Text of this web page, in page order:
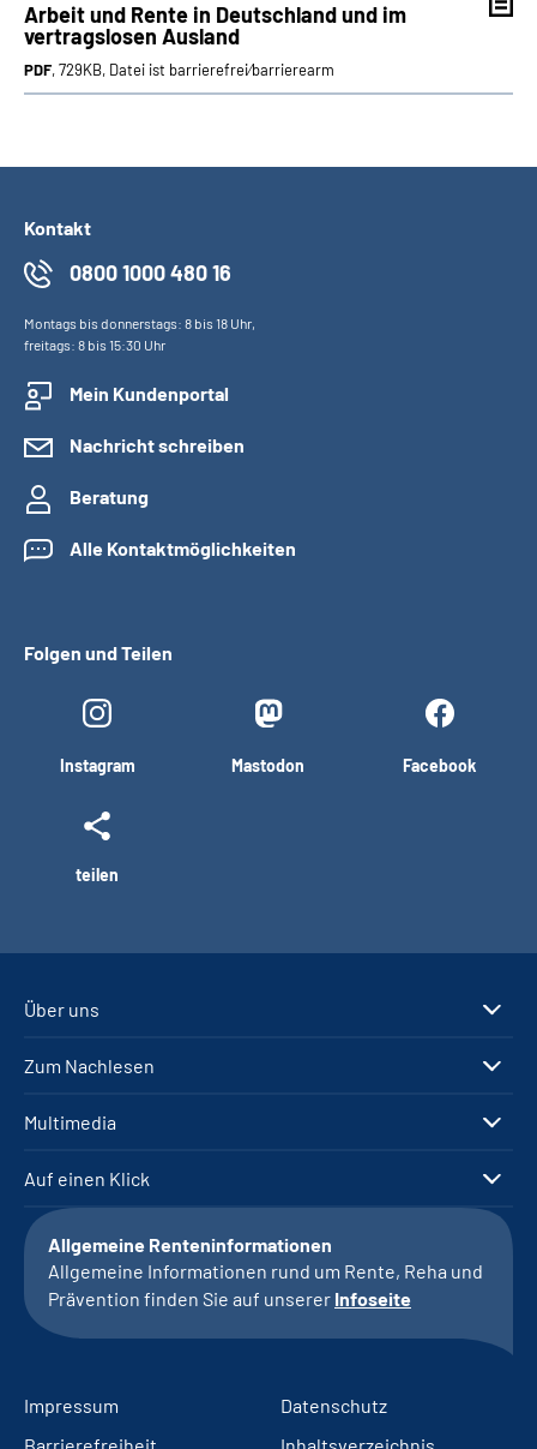
Arbeit und Rente in Deutschland und im
vertragslosen Ausland
PDF, 729KB, Datei ist barrierefrei⁄barrierearm
Kontakt
0800 1000 480 16
Montags bis donnerstags: 8 bis 18 Uhr,
freitags: 8 bis 15:30 Uhr
Mein Kundenportal
Nachricht schreiben
Beratung
Alle Kontaktmöglichkeiten
Folgen und Teilen
Instagram Mastodon Facebook
teilen
Über uns
Zum Nachlesen
Multimedia
Auf einen Klick
Allgemeine Renteninformationen
Allgemeine Informationen rund um Rente, Reha und
Prävention finden Sie auf unserer Infoseite
Impressum
Datenschutz